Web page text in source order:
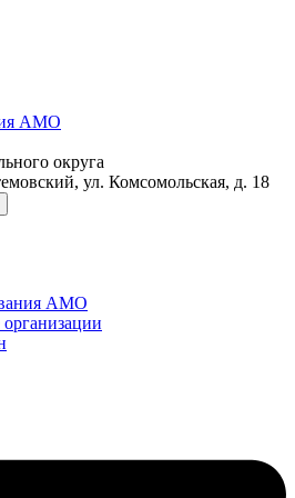
округа
ул. Комсомольская, д. 18
АМО